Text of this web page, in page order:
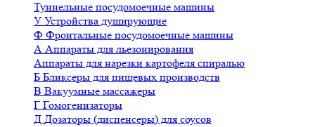
Туннельные посудомоечные машины
У Устройства душирующие
Ф Фронтальные посудомоечные машины
А Аппараты для льезонирования
Аппараты для нарезки картофеля спиралью
Б Бликсеры для пищевых производств
В Вакуумные массажеры
Г Гомогенизаторы
Д Дозаторы (диспенсеры) для соусов